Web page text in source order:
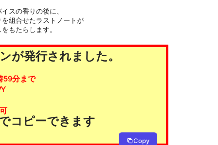
スの香りの後に、
組合せたラストノートが
もたらします。
が発行されました。
59分まで
コピーできます
Copy